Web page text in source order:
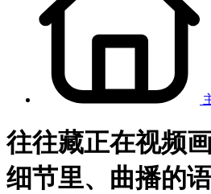
往往藏正在视频
细节里、曲播的